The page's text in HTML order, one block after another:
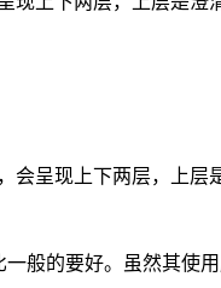
呈现上下两层，上层
般的要好。虽然其使